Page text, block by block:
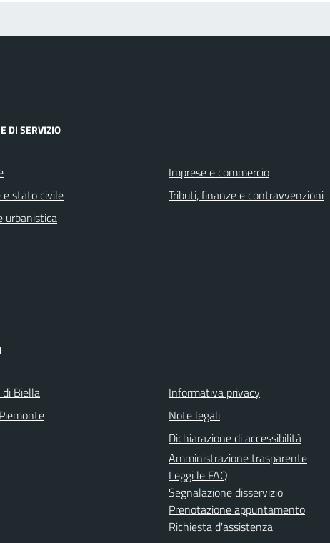
DI SERVIZIO
e stato civile
urbanistica
Imprese e commercio
Tributi, finanze e contravvenzioni
Biella
Informativa privacy
Note legali
Dichiarazione di accessibilità
Amministrazione trasparente
Leggi le FAQ
Segnalazione disservizio
Prenotazione appuntamento
Richiesta d'assistenza